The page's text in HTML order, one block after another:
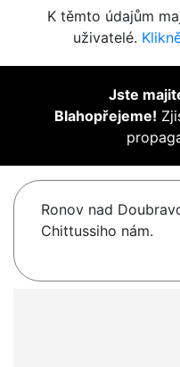
K těmto údajům
uživatelé.
Jste
Blahopřejeme!
Ronov nad
Chittussiho nám.